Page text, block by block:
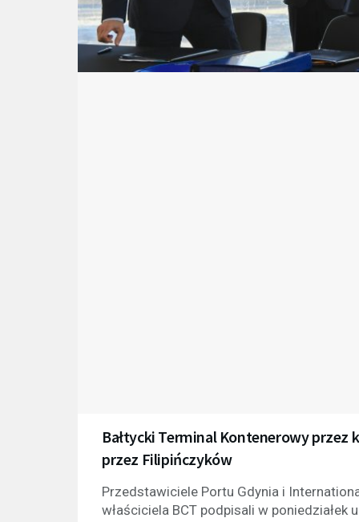
Bałtycki Terminal Kontenerowy przez
przez Filipińczyków
Przedstawiciele Portu Gdynia i
właściciela BCT podpisali w